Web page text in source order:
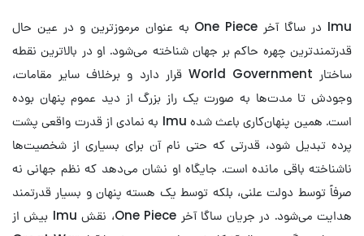
Imu در ساگا آخر One Piece به عنوان مرموزترین و در عین حال
قدرتمندترین چهره حاکم بر جهان شناخته می‌شود. او در بالاترین نقطه
ساختار World Government قرار دارد و برخلاف سایر مقامات،
وجودش تا مدت‌ها به صورت یک راز بزرگ از دید عموم پنهان بوده
است. همین پنهان‌کاری باعث شده Imu به نمادی از قدرت واقعی پشت
پرده تبدیل شود، قدرتی که حتی نام آن برای بسیاری از شخصیت‌ها
ناشناخته باقی مانده است. جایگاه او نشان می‌دهد که نظم جهانی نه
صرفاً توسط دولت علنی، بلکه توسط یک هسته پنهان و بسیار قدرتمند
هدایت می‌شود. در جریان ساگا آخر One Piece، نقش Imu بیش از